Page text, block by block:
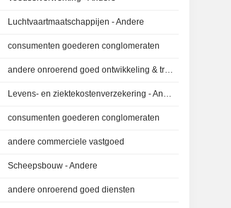
Luchtvaartmaatschappijen - Andere
consumenten goederen conglomeraten
andere onroerend goed ontwikkeling & transacties
Levens- en ziektekostenverzekering - Andere
consumenten goederen conglomeraten
andere commerciele vastgoed
Scheepsbouw - Andere
andere onroerend goed diensten